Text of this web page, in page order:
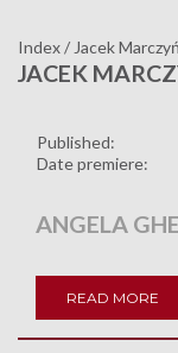
Index/ Jacek
JACEK
Published:
Date premiere:
ANGELA
READ MORE